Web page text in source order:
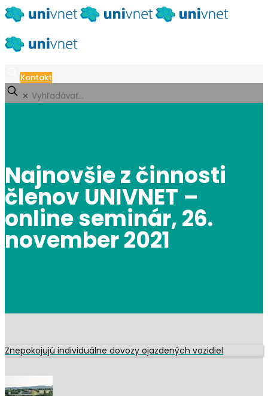
Kontakt
✕
Najnovšie z činnosti
členov UNIVNET –
online seminár, 26.
november 2021
UNIVNET – online seminár,
26. november 2021